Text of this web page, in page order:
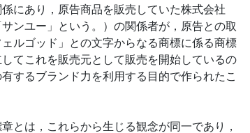
にあり，原告商品を販売していた株式会社
ンユー」という。）の関係者が，原告との取
ルゴッド」との文字からなる商標に係る商標
てこれを販売元として販売を開始しているの
するブランド力を利用する目的で作られたこ
とは，これらから生じる観念が同一であり，